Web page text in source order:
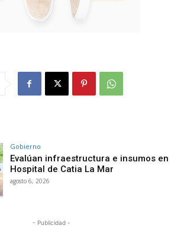
Gobierno
Evalúan infraestructura e insumos en
Hospital de Catia La Mar
agosto 6, 2026
- Publicidad -